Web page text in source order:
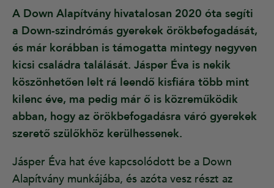
A Down Alapítvány hivatalosan 2020 óta segíti
a Down-szindrómás gyerekek örökbefogadását,
és már korábban is támogatta mintegy negyven
kicsi családra találását. Jásper Éva is nekik
köszönhetően lelt rá leendő kisfiára több mint
kilenc éve, ma pedig már ő is közreműködik
abban, hogy az örökbefogadásra váró gyerekek
szerető szülőkhöz kerülhessenek.
Jásper Éva hat éve kapcsolódott be a Down
Alapítvány munkájába, és azóta vesz részt az